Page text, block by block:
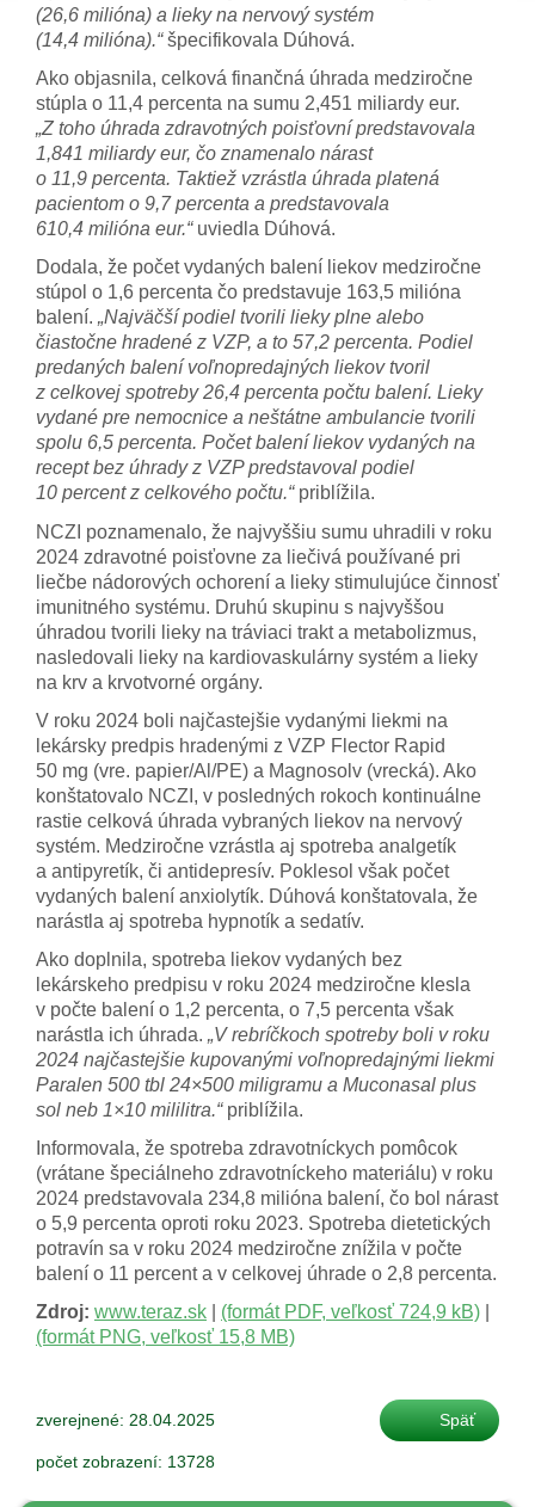
(26,6 milióna) a lieky na nervový systém
(14,4 milióna).“špecifikovala Dúhová.
Ako objasnila, celková finančná úhrada medziročne
stúpla o 11,4 percenta na sumu 2,451 miliardy eur.
„Z toho úhrada zdravotných poisťovní predstavovala
1,841 miliardy eur, čo znamenalo nárast
o 11,9 percenta. Taktiež vzrástla úhrada platená
pacientom o 9,7 percenta a predstavovala
610,4 milióna eur.“uviedla Dúhová.
Dodala, že počet vydaných balení liekov medziročne
stúpol o 1,6 percenta čo predstavuje 163,5 milióna
balení. „Najväčší podiel tvorili lieky plne alebo
čiastočne hradené z VZP, a to 57,2 percenta. Podiel
predaných balení voľnopredajných liekov tvoril
z celkovej spotreby 26,4 percenta počtu balení. Lieky
vydané pre nemocnice a neštátne ambulancie tvorili
spolu 6,5 percenta. Počet balení liekov vydaných na
recept bez úhrady z VZP predstavoval podiel
10 percent z celkového počtu.“priblížila.
NCZI poznamenalo, že najvyššiu sumu uhradili v roku
2024 zdravotné poisťovne za liečivá používané pri
liečbe nádorových ochorení a lieky stimulujúce činnosť
imunitného systému. Druhú skupinu s najvyššou
úhradou tvorili lieky na tráviaci trakt a metabolizmus,
nasledovali lieky na kardiovaskulárny systém a lieky
na krv a krvotvorné orgány.
V roku 2024 boli najčastejšie vydanými liekmi na
lekársky predpis hradenými z VZP Flector Rapid
50 mg (vre. papier/Al/PE) a Magnosolv (vrecká). Ako
konštatovalo NCZI, v posledných rokoch kontinuálne
rastie celková úhrada vybraných liekov na nervový
systém. Medziročne vzrástla aj spotreba analgetík
a antipyretík, či antidepresív. Poklesol však počet
vydaných balení anxiolytík. Dúhová konštatovala, že
narástla aj spotreba hypnotík a sedatív.
Ako doplnila, spotreba liekov vydaných bez
lekárskeho predpisu v roku 2024 medziročne klesla
v počte balení o 1,2 percenta, o 7,5 percenta však
narástla ich úhrada. „V rebríčkoch spotreby boli v roku
2024 najčastejšie kupovanými voľnopredajnými liekmi
Paralen 500 tbl 24×500 miligramu a Muconasal plus
sol neb 1×10 mililitra.“priblížila.
Informovala, že spotreba zdravotníckych pomôcok
(vrátane špeciálneho zdravotníckeho materiálu) v roku
2024 predstavovala 234,8 milióna balení, čo bol nárast
o 5,9 percenta oproti roku 2023. Spotreba dietetických
potravín sa v roku 2024 medziročne znížila v počte
balení o 11 percent a v celkovej úhrade o 2,8 percenta.
Zdroj: www.teraz.sk (formát PDF, veľkosť 724,9 kB)
(formát PNG, veľkosť 15,8 MB)
Späť
zverejnené: 28.04.2025
počet zobrazení: 13728